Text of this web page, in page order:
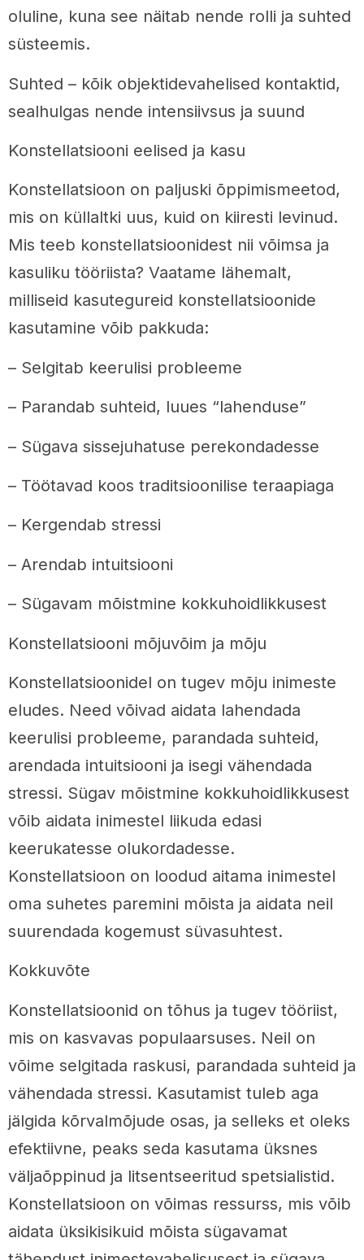
oluline, kuna see näitab nende rolli ja suhted
süsteemis.
Suhted – kõik objektidevahelised kontaktid,
sealhulgas nende intensiivsus ja suund
Konstellatsiooni eelised ja kasu
Konstellatsioon on paljuski õppimismeetod,
mis on küllaltki uus, kuid on kiiresti levinud.
Mis teeb konstellatsioonidest nii võimsa ja
kasuliku tööriista? Vaatame lähemalt,
milliseid kasutegureid konstellatsioonide
kasutamine võib pakkuda:
– Selgitab keerulisi probleeme
– Parandab suhteid, luues “lahenduse”
– Sügava sissejuhatuse perekondadesse
– Töötavad koos traditsioonilise teraapiaga
– Kergendab stressi
– Arendab intuitsiooni
– Sügavam mõistmine kokkuhoidlikkusest
Konstellatsiooni mõjuvõim ja mõju
Konstellatsioonidel on tugev mõju inimeste
eludes. Need võivad aidata lahendada
keerulisi probleeme, parandada suhteid,
arendada intuitsiooni ja isegi vähendada
stressi. Sügav mõistmine kokkuhoidlikkusest
võib aidata inimestel liikuda edasi
keerukatesse olukordadesse.
Konstellatsioon on loodud aitama inimestel
oma suhetes paremini mõista ja aidata neil
suurendada kogemust süvasuhtest.
Kokkuvõte
Konstellatsioonid on tõhus ja tugev tööriist,
mis on kasvavas populaarsuses. Neil on
võime selgitada raskusi, parandada suhteid ja
vähendada stressi. Kasutamist tuleb aga
jälgida kõrvalmõjude osas, ja selleks et oleks
efektiivne, peaks seda kasutama üksnes
väljaõppinud ja litsentseeritud spetsialistid.
Konstellatsioon on võimas ressurss, mis võib
aidata üksikisikuid mõista sügavamat